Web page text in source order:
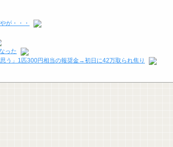
が・・・
った
う」1匹300円相当の報奨金→初日に42万取られ焦り